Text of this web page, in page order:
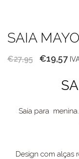
SAIA
€27,95
O
original
€27,95.
€19,57O
Saia para
Design com alças